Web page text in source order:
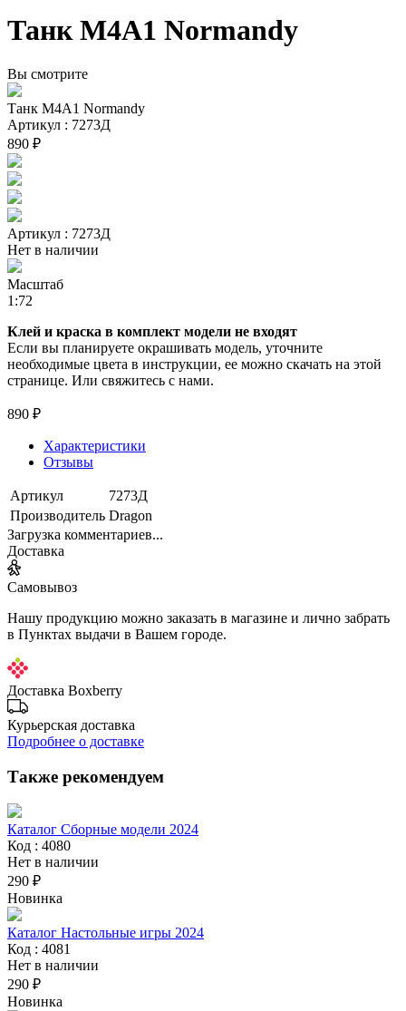
Танк M4A1 Normandy
Вы смотрите
Танк M4A1 Normandy
Артикул : 7273Д
890 ₽
Артикул : 7273Д
Нет в наличии
Масштаб
1:72
Клей и краска в комплект модели не входят
Если вы планируете окрашивать модель, уточните
необходимые цвета в инструкции, ее можно скачать на этой
странице. Или свяжитесь с нами.
890 ₽
Характеристики
Отзывы
Артикул
7273Д
Производитель Dragon
Загрузка комментариев...
Доставка
Самовывоз
Нашу продукцию можно заказать в магазине и лично забрать
в Пунктах выдачи в Вашем городе.
Доставка Boxberry
Курьерская доставка
Подробнее о доставке
Также рекомендуем
Каталог Сборные модели 2024
Код : 4080
Нет в наличии
290 ₽
Новинка
Каталог Настольные игры 2024
Код : 4081
Нет в наличии
290 ₽
Новинка